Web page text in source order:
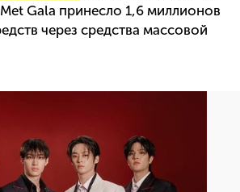
Gala принесло 1,6 миллионов
через средства массовой